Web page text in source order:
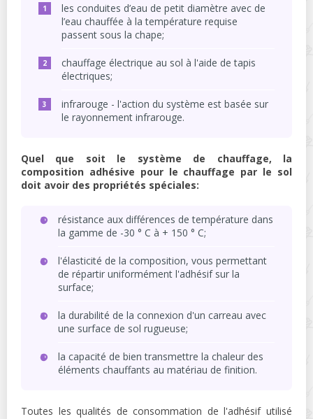
les conduites d’eau de petit diamètre avec de
l’eau chauffée à la température requise
passent sous la chape;
chauffage électrique au sol à l'aide de tapis
électriques;
infrarouge - l'action du système est basée sur
le rayonnement infrarouge.
Quel que soit le système de chauffage, la
composition adhésive pour le chauffage par le sol
doit avoir des propriétés spéciales:
résistance aux différences de température dans
la gamme de -30 ° C à + 150 ° C;
l'élasticité de la composition, vous permettant
de répartir uniformément l'adhésif sur la
surface;
la durabilité de la connexion d'un carreau avec
une surface de sol rugueuse;
la capacité de bien transmettre la chaleur des
éléments chauffants au matériau de finition.
Toutes les qualités de consommation de l'adhésif utilisé